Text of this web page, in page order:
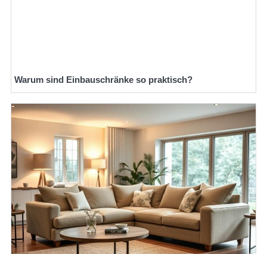
Warum sind Einbauschränke so praktisch?